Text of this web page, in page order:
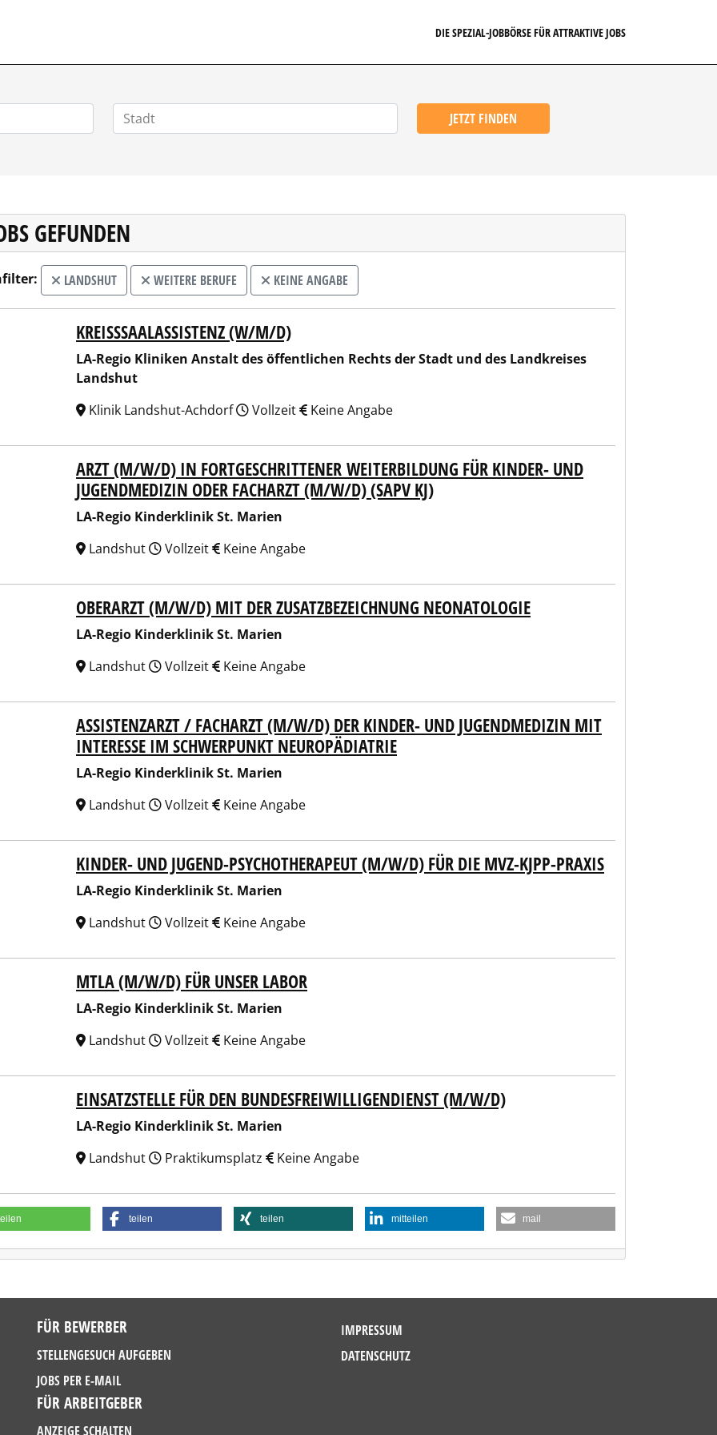
DIE SPEZIAL-JOBBÖRSE FÜR ATTRAKTIVE JOBS
JETZT FINDEN
GEFUNDEN
LANDSHUT WEITERE BERUFE KEINE ANGABE
Kliniken Anstalt des öffentlichen Rechts der Stadt und des Landkreises Landshut
KREISSSAALASSISTENZ (W/M/D)
LA-Regio Kliniken Anstalt des öffentlichen Rechts der Stadt und des Landkreises
Landshut
Klinik Landshut-Achdorf
Vollzeit Keine Angabe
Kinderklinik St. Marien
ARZT (M/W/D) IN FORTGESCHRITTENER WEITERBILDUNG FÜR KINDER- UND
JUGENDMEDIZIN ODER FACHARZT (M/W/D) (SAPV KJ)
LA-Regio Kinderklinik St. Marien
Landshut
Vollzeit Keine Angabe
Kinderklinik St. Marien
OBERARZT (M/W/D) MIT DER ZUSATZBEZEICHNUNG NEONATOLOGIE
LA-Regio Kinderklinik St. Marien
Landshut
Vollzeit Keine Angabe
Kinderklinik St. Marien
ASSISTENZARZT / FACHARZT (M/W/D) DER KINDER- UND JUGENDMEDIZIN MIT
INTERESSE IM SCHWERPUNKT NEUROPÄDIATRIE
LA-Regio Kinderklinik St. Marien
Landshut
Vollzeit Keine Angabe
Kinderklinik St. Marien
KINDER- UND JUGEND-PSYCHOTHERAPEUT (M/W/D) FÜR DIE MVZ-KJPP-PRAXIS
LA-Regio Kinderklinik St. Marien
Landshut
Vollzeit Keine Angabe
Kinderklinik St. Marien
MTLA (M/W/D) FÜR UNSER LABOR
LA-Regio Kinderklinik St. Marien
Landshut
Vollzeit Keine Angabe
Kinderklinik St. Marien
EINSATZSTELLE FÜR DEN BUNDESFREIWILLIGENDIENST (M/W/D)
LA-Regio Kinderklinik St. Marien
Landshut
Praktikumsplatz Keine Angabe
teilen teilen mitteilen mail
FÜR BEWERBER
STELLENGESUCH AUFGEBEN
JOBS PER E-MAIL
FÜR ARBEITGEBER
ANZEIGE SCHALTEN
IMPRESSUM
DATENSCHUTZ